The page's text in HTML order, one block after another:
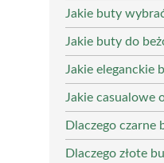
Jakie buty
Jakie buty do
Jakie eleganckie
Jakie casualowe
Dlaczego czarne
Dlaczego złote